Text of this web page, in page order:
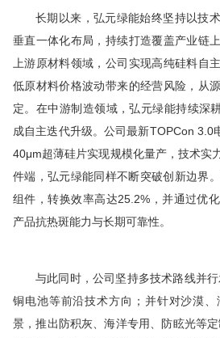
长期以来，弘元绿能始终坚持以技
垂直一体化布局，持续打造覆盖产业链
上游原材料领域，公司实现高纯硅料自
低原材料价格波动带来的经营风险，从
定。在中游制造领域，弘元绿能持续深
成自主迭代升级。公司最新TOPCon 3.0
40μm超薄硅片实现规模化量产，技术实
件端，弘元绿能同样不断突破创新边界
组件，转换效率高达25.2%，并通过优
产品抗热斑能力与长期可靠性。
与此同时，公司坚持多技术路线并
铜电池等前沿技术方向；并针对沙漠
景，推出防积灰、海洋专用、防眩光等